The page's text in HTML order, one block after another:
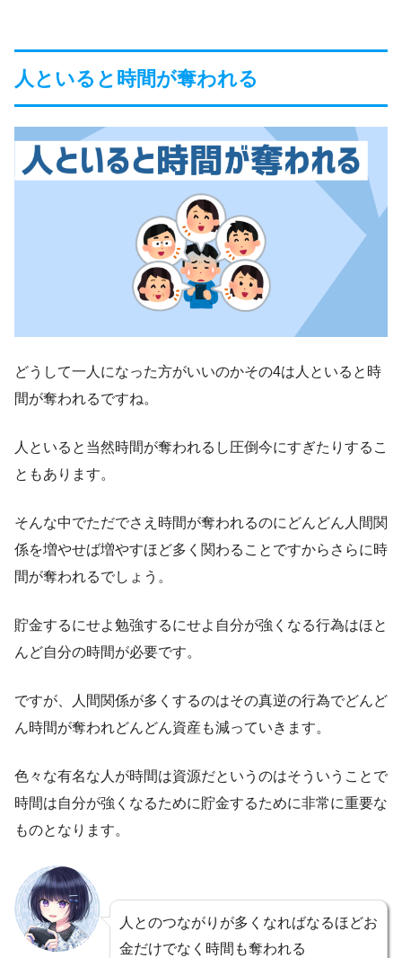
人といると時間が奪われる
どうして一人になった方がいいのかその4は人といると時
間が奪われるですね。
人といると当然時間が奪われるし圧倒今にすぎたりするこ
ともあります。
そんな中でただでさえ時間が奪われるのにどんどん人間関
係を増やせば増やすほど多く関わることですからさらに時
間が奪われるでしょう。
貯金するにせよ勉強するにせよ自分が強くなる行為はほと
んど自分の時間が必要です。
ですが、人間関係が多くするのはその真逆の行為でどんど
ん時間が奪われどんどん資産も減っていきます。
色々な有名な人が時間は資源だというのはそういうことで
時間は自分が強くなるために貯金するために非常に重要な
ものとなります。
人とのつながりが多くなればなるほどお
金だけでなく時間も奪われる